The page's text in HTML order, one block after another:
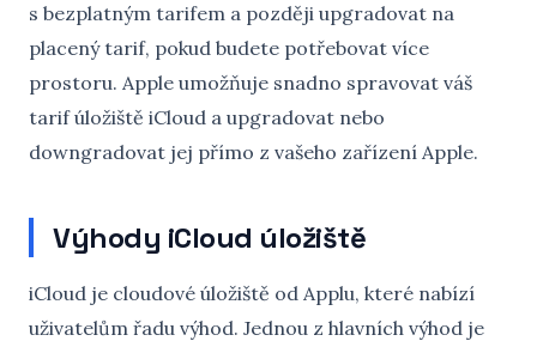
s bezplatným tarifem a později upgradovat na
placený tarif, pokud budete potřebovat více
prostoru. Apple umožňuje snadno spravovat váš
tarif úložiště iCloud a upgradovat nebo
downgradovat jej přímo z vašeho zařízení Apple.
Výhody iCloud úložiště
iCloud je cloudové úložiště od Applu, které nabízí
uživatelům řadu výhod. Jednou z hlavních výhod je